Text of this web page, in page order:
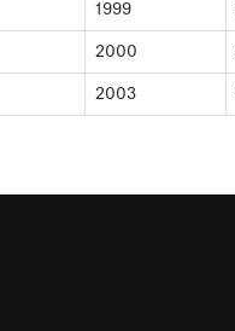
1999
2000
2003